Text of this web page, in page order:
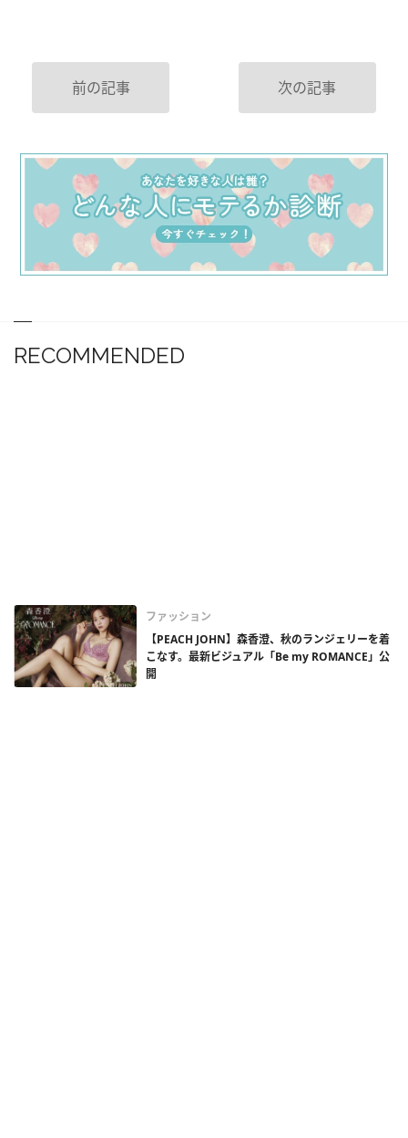
前の記事 次の記事
RECOMMENDED
ファッション
【PEACH JOHN】森香澄、秋のランジェリーを着
こなす。最新ビジュアル「Be my ROMANCE」公
開